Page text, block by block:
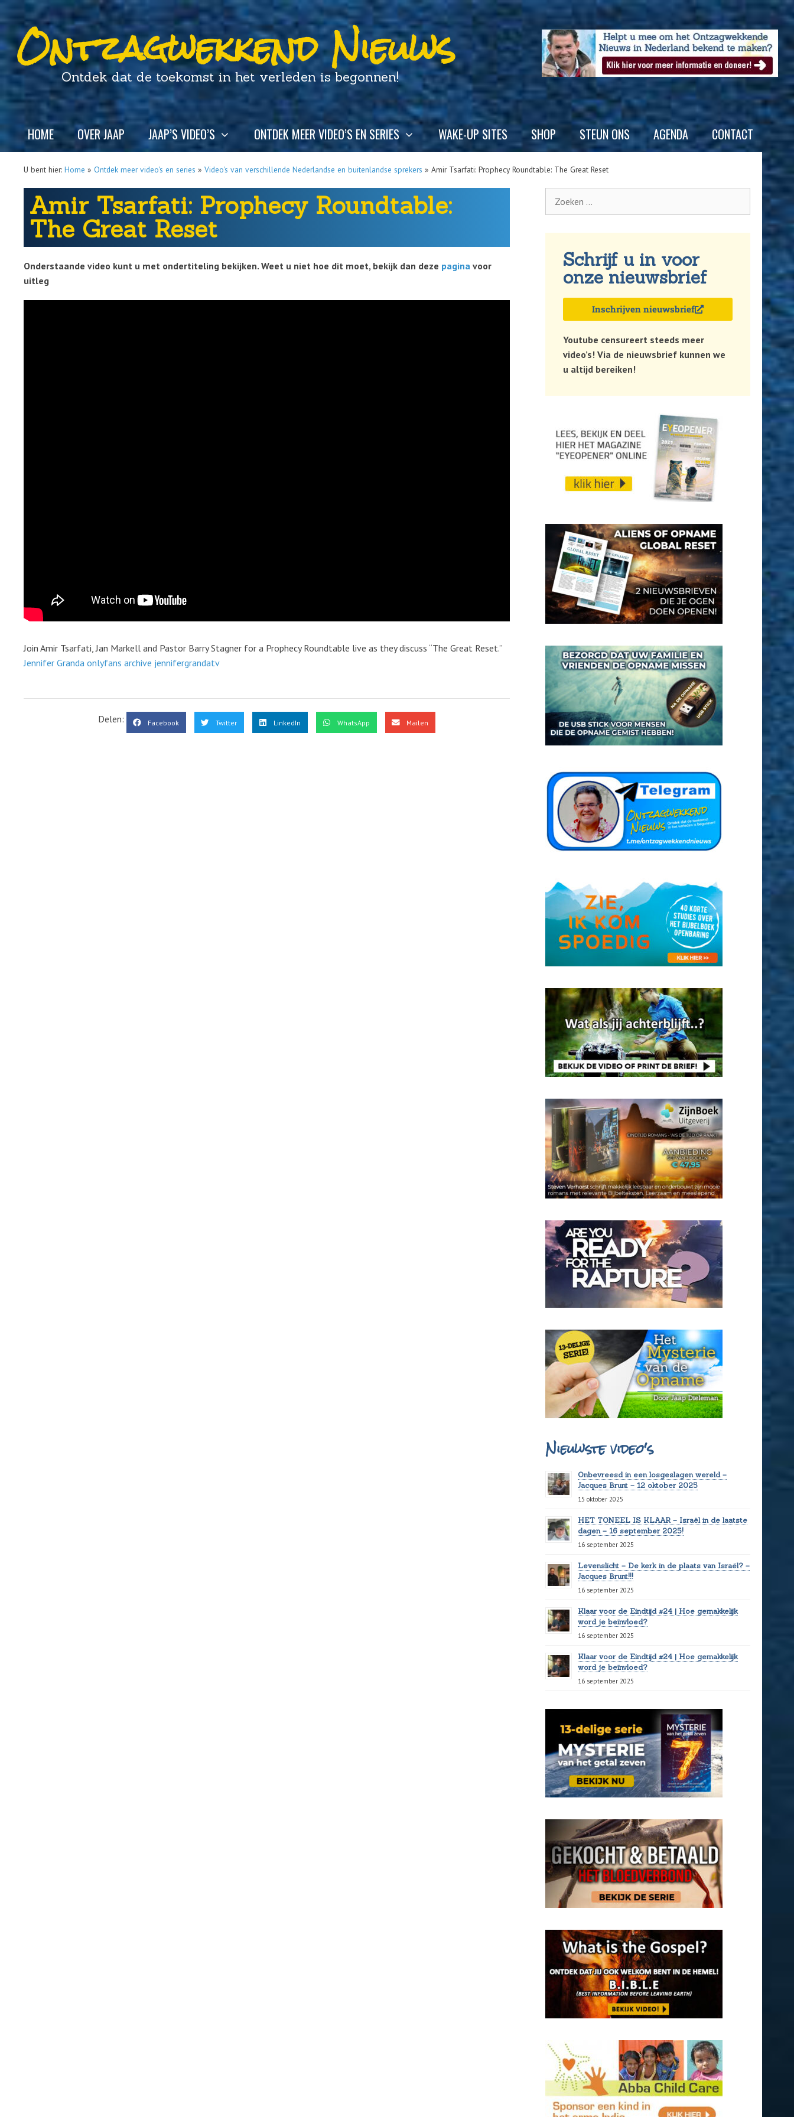
Ontzagwekkend Nieuws
Ontdek dat de toekomst in het verleden is begonnen!
HOME OVER JAAP JAAP’S VIDEO’S ONTDEK MEER VIDEO’S EN SERIES WAKE-UP SITES SHOP STEUN ONS AGENDA CONTACT
U bent hier: Home » Ontdek meer video's en series » Video's van verschillende Nederlandse en buitenlandse sprekers » Amir Tsarfati: Prophecy Roundtable: The Great Reset
Amir Tsarfati: Prophecy Roundtable:
The Great Reset
Onderstaande video kunt u met ondertiteling bekijken. Weet u niet hoe dit moet, bekijk dan deze pagina voor
uitleg
Join Amir Tsarfati, Jan Markell and Pastor Barry Stagner for a Prophecy Roundtable live as they discuss “The Great Reset.”
Jennifer Granda onlyfans archive jennifergrandatv
Delen: Facebook Twitter LinkedIn WhatsApp Mailen
Schrijf u in voor
onze nieuwsbrief
Inschrijven nieuwsbrief
Youtube censureert steeds meer
video’s! Via de nieuwsbrief kunnen we
u altijd bereiken!
Nieuwste video's
Onbevreesd in een losgeslagen wereld –
Jacques Brunt – 12 oktober 2025
15 oktober 2025
HET TONEEL IS KLAAR – Israël in de laatste
dagen – 16 september 2025!
16 september 2025
Levenslicht – De kerk in de plaats van Israël? –
Jacques Brunt!!!
16 september 2025
Klaar voor de Eindtijd #24 | Hoe gemakkelijk
word je beïnvloed?
16 september 2025
Klaar voor de Eindtijd #24 | Hoe gemakkelijk
word je beïnvloed?
16 september 2025